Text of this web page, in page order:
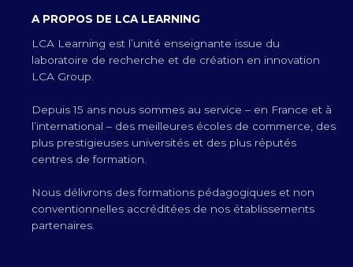
A PROPOS DE LCA LEARNING
LCA Learning est l’unité enseignante issue du
laboratoire de recherche et de création en innovation
LCA Group.
Depuis 15 ans nous sommes au service – en France et à
l’international – des meilleures écoles de commerce, des
plus prestigieuses universités et des plus réputés
centres de formation.
Nous délivrons des formations pédagogiques et non
conventionnelles accréditées de nos établissements
partenaires.